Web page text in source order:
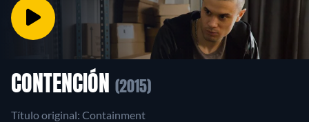
CONTENCIÓN (2015)
Título original: Containment